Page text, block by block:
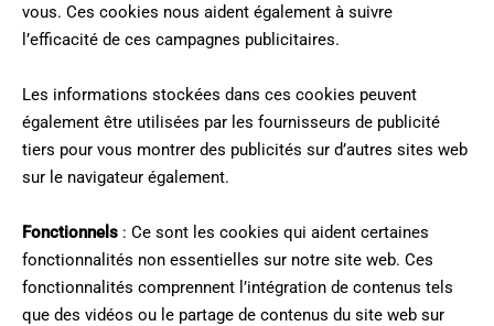
vous. Ces cookies nous aident également à suivre
l’efficacité de ces campagnes publicitaires.
Les informations stockées dans ces cookies peuvent
également être utilisées par les fournisseurs de publicité
tiers pour vous montrer des publicités sur d’autres sites web
sur le navigateur également.
Fonctionnels : Ce sont les cookies qui aident certaines
fonctionnalités non essentielles sur notre site web. Ces
fonctionnalités comprennent l’intégration de contenus tels
que des vidéos ou le partage de contenus du site web sur